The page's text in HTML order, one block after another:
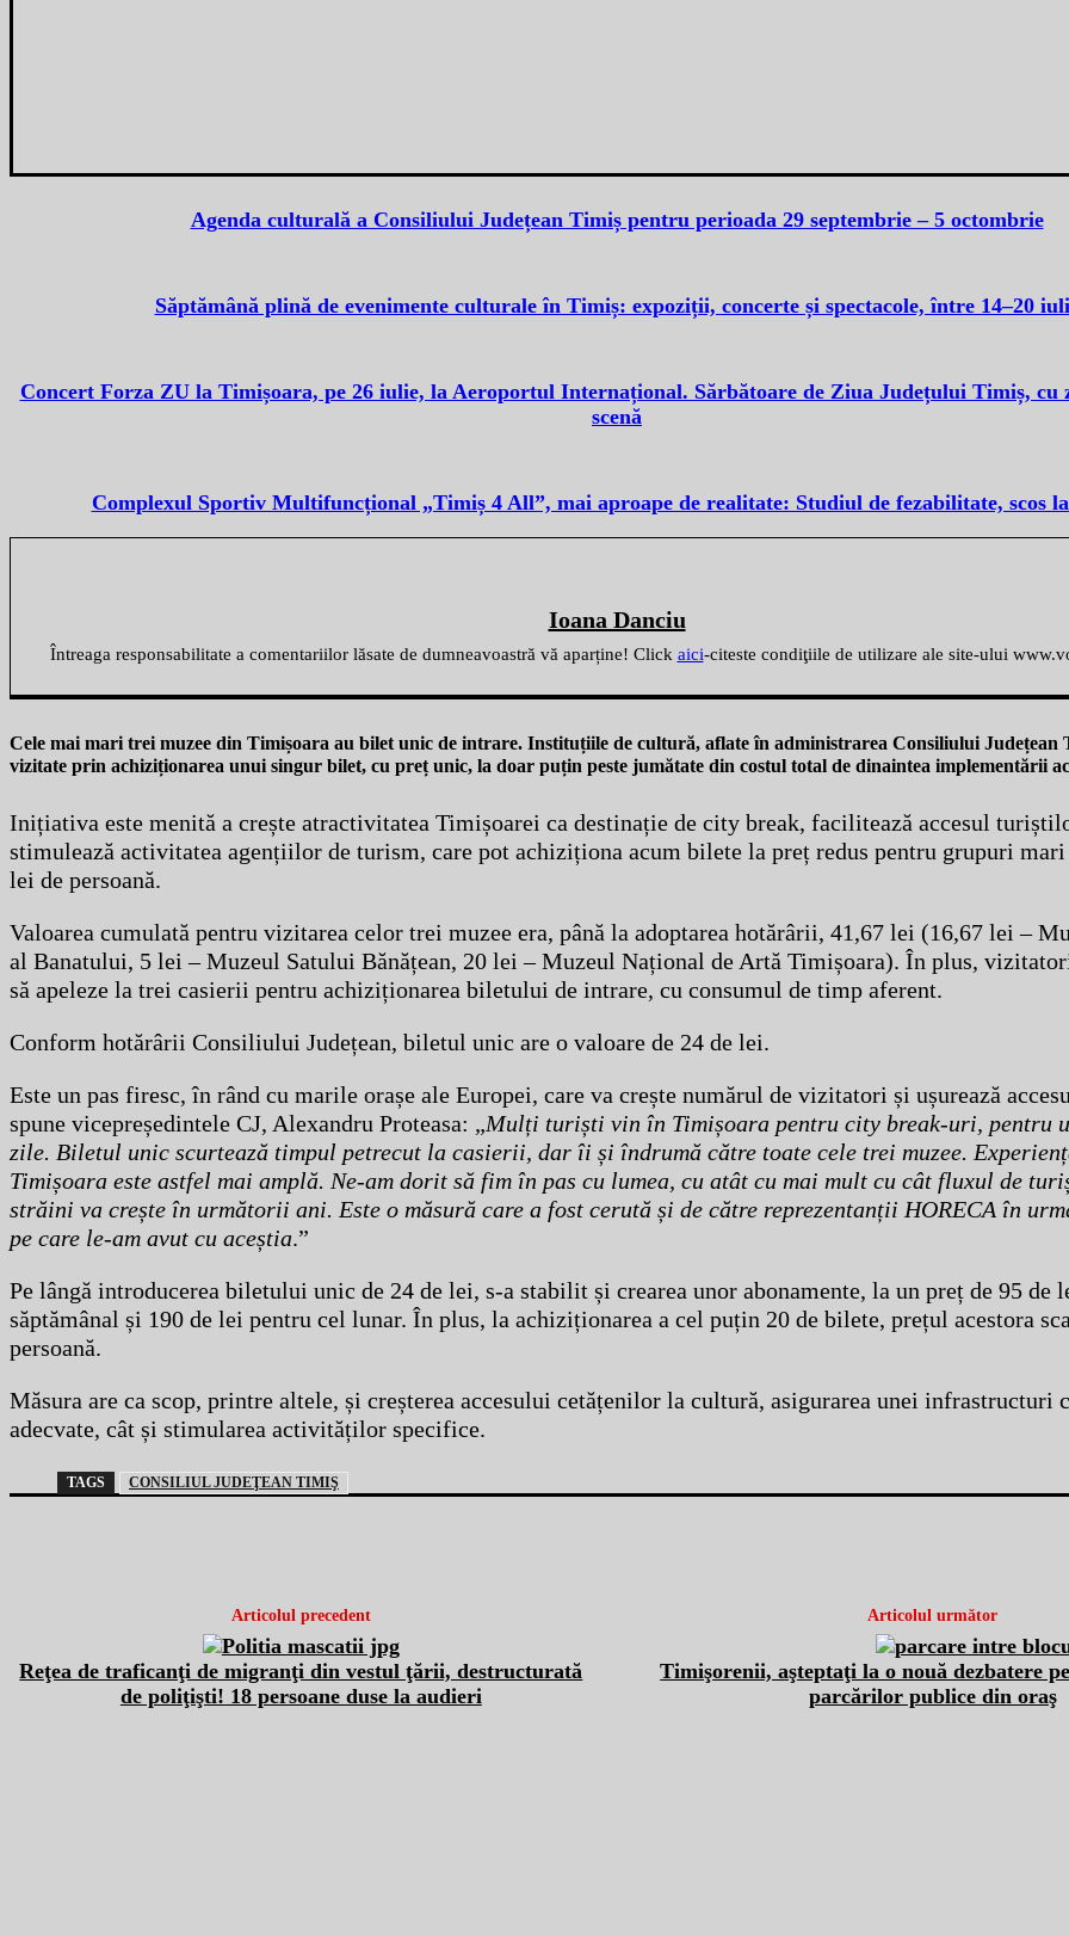
Agenda culturală a Consiliului Județean Timiș pentru perioada 29 septembrie – 5 octombrie
Săptămână plină de evenimente culturale în Timiș: expoziții, concerte și spectacole, între 14–20
Concert Forza ZU la Timișoara, pe 26 iulie, la Aeroportul Internațional. Sărbătoare de Ziua Județului Timiș, cu
scenă
Complexul Sportiv Multifuncțional „Timiș 4 All”, mai aproape de realitate: Studiul de fezabilitate, scos
Ioana Danciu
Întreaga responsabilitate a comentariilor lăsate de dumneavoastră vă aparține! Click aici-citeste condiţiile de utilizare ale site-ului
Cele mai mari trei muzee din Timișoara au bilet unic de intrare. Instituțiile de cultură, aflate în administrarea Consiliului Județean
vizitate prin achiziționarea unui singur bilet, cu preț unic, la doar puțin peste jumătate din costul total de dinaintea implementării
Inițiativa este menită a crește atractivitatea Timișoarei ca destinație de city break, facilitează accesul
stimulează activitatea agențiilor de turism, care pot achiziționa acum bilete la preț redus pentru grupuri
lei de persoană.
Valoarea cumulată pentru vizitarea celor trei muzee era, până la adoptarea hotărârii, 41,67 lei (16,67 lei –
al Banatului, 5 lei – Muzeul Satului Bănățean, 20 lei – Muzeul Național de Artă Timișoara). În plus,
să apeleze la trei casierii pentru achiziționarea biletului de intrare, cu consumul de timp aferent.
Conform hotărârii Consiliului Județean, biletul unic are o valoare de 24 de lei.
Este un pas firesc, în rând cu marile orașe ale Europei, care va crește numărul de vizitatori și ușurează
spune vicepreședintele CJ, Alexandru Proteasa: „Mulți turiști vin în Timișoara pentru city break-uri, pentru
zile. Biletul unic scurtează timpul petrecut la casierii, dar îi și îndrumă către toate cele trei muzee.
Timișoara este astfel mai amplă. Ne-am dorit să fim în pas cu lumea, cu atât cu mai mult cu cât fluxul de
străini va crește în următorii ani. Este o măsură care a fost cerută și de către reprezentanții HORECA în
pe care le-am avut cu aceștia.”
Pe lângă introducerea biletului unic de 24 de lei, s-a stabilit și crearea unor abonamente, la un preț de 95 de
săptămânal și 190 de lei pentru cel lunar. În plus, la achiziționarea a cel puțin 20 de bilete, prețul acestora
persoană.
Măsura are ca scop, printre altele, și creșterea accesului cetățenilor la cultură, asigurarea unei infrastructuri
adecvate, cât și stimularea activităților specifice.
TAGS CONSILIUL JUDEŢEAN TIMIŞ
Articolul precedent
Reţea de traficanţi de migranţi din vestul ţării, destructurată
de poliţişti! 18 persoane duse la audieri
Articolul următor
Timişorenii, aşteptaţi la o nouă dezbatere
parcărilor publice din oraş